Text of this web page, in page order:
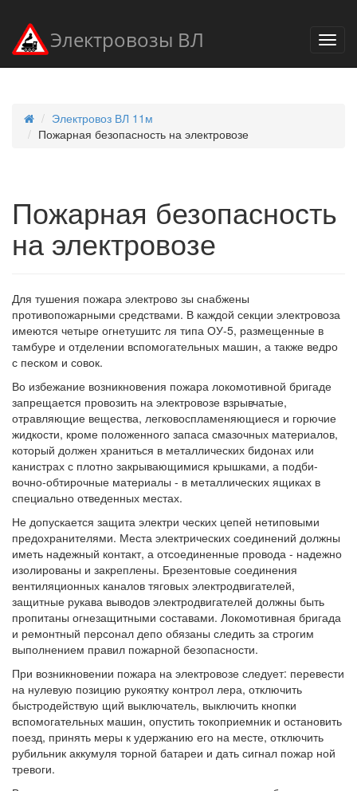
Электровозы ВЛ
Электровоз ВЛ 11м
Пожарная безопасность на электровозе
Пожарная безопасность
на электровозе
Для тушения пожара электрово зы снабжены
противопожарными средствами. В каждой секции электровоза
имеются четыре огнетушитс ля типа ОУ-5, размещенные в
тамбуре и отделении вспомогательных машин, а также ведро
с песком и совок.
Во избежание возникновения пожара локомотивной бригаде
запрещается провозить на электровозе взрывчатые,
отравляющие вещества, легковоспламеняющиеся и горючие
жидкости, кроме положенного запаса смазочных материалов,
который должен храниться в металлических бидонах или
канистрах с плотно закрывающимися крышками, а подби-
вочно-обтирочные материалы - в металлических ящиках в
специально отведенных местах.
Не допускается защита электри ческих цепей нетиповыми
предохранителями. Места электрических соединений должны
иметь надежный контакт, а отсоединенные провода - надежно
изолированы и закреплены. Брезентовые соединения
вентиляционных каналов тяговых электродвигателей,
защитные рукава выводов электродвигателей должны быть
пропитаны огнезащитными составами. Локомотивная бригада
и ремонтный персонал депо обязаны следить за строгим
выполнением правил пожарной безопасности.
При возникновении пожара на электровозе следует: перевести
на нулевую позицию рукоятку контрол лера, отключить
быстродействую щий выключатель, выключить кнопки
вспомогательных машин, опустить токоприемник и остановить
поезд, принять меры к удержанию его на месте, отключить
рубильник аккумуля торной батареи и дать сигнал пожар ной
тревоги.